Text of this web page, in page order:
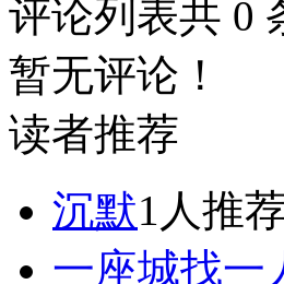
评论列表共 0
暂无评论！
读者推荐
沉默1人推
一座城找一